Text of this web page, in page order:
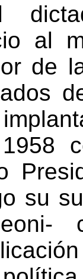
al
de
1958
su
-